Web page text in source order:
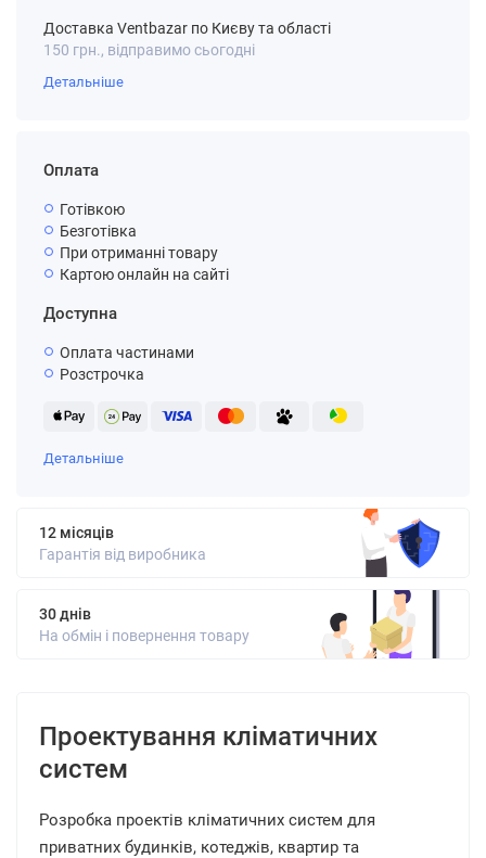
Доставка Ventbazar по Києву та області
150 грн., відправимо сьогодні
Детальніше
Оплата
Готівкою
Безготівка
При отриманні товару
Картою онлайн на сайті
Доступна
Оплата частинами
Розстрочка
Детальніше
12 місяців
Гарантія від виробника
30 днів
На обмін і повернення товару
Проектування кліматичних
систем
Розробка проектів кліматичних систем для
приватних будинків, котеджів, квартир та